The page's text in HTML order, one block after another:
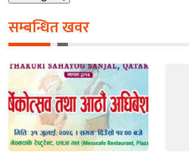
सम्बन्धित खवर